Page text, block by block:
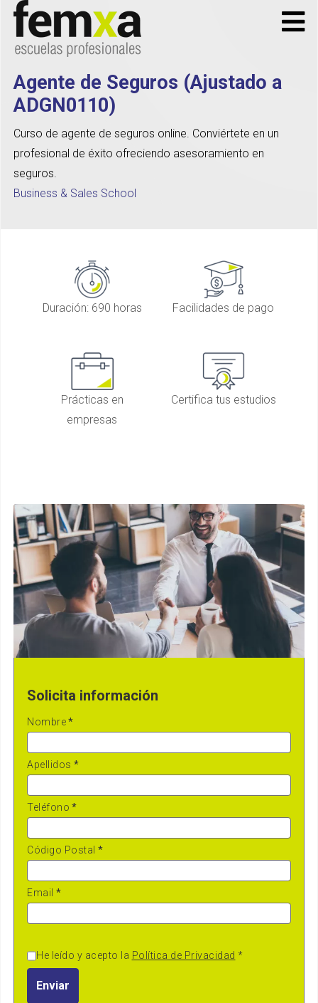
Agente de Seguros (Ajustado a
ADGN0110)
Curso de agente de seguros online. Conviértete en un
profesional de éxito ofreciendo asesoramiento en
seguros.
Business & Sales School
Duración: 690 horas Facilidades de pago
Prácticas en
empresas
Certifica tus estudios
Solicita información
Nombre*
Apellidos *
Teléfono *
Código Postal *
Email *
He leído y acepto la Política de Privacidad *
Enviar